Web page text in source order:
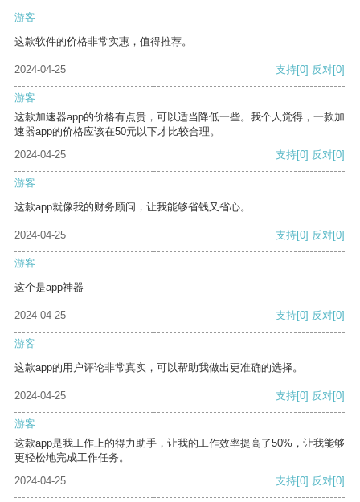
游客
这款软件的价格非常实惠，值得推荐。
2024-04-25 支持[0] 反对[0]
游客
这款加速器app的价格有点贵，可以适当降低一些。我个人觉得，一款加
速器app的价格应该在50元以下才比较合理。
2024-04-25
支持[0] 反对[0]
游客
这款app就像我的财务顾问，让我能够省钱又省心。
2024-04-25 支持[0] 反对[0]
游客
这个是app神器
2024-04-25 支持[0] 反对[0]
游客
这款app的用户评论非常真实，可以帮助我做出更准确的选择。
2024-04-25 支持[0] 反对[0]
游客
这款app是我工作上的得力助手，让我的工作效率提高了50%，让我能够
更轻松地完成工作任务。
2024-04-25
支持[0] 反对[0]